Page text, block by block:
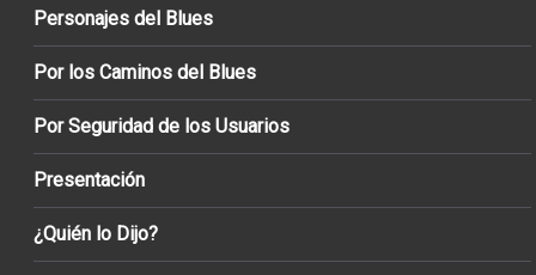
Personajes del Blues
Por los Caminos del Blues
Por Seguridad de los Usuarios
Presentación
¿Quién lo Dijo?